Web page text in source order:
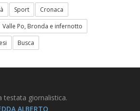
Sport
Cronaca
Valle Po, Bronda e infernotto
Busca
testata giornalistica.
ALBERTO